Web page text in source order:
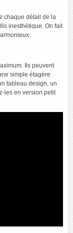
chaque détail de la
inesthétique. On fait
Ils peuvent
simple étagère
tableau design, un
les en version petit